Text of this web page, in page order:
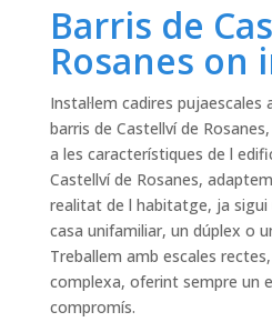
Barris de
Rosanes on
Instal·lem cadires
barris de Castellví de
a les característiques de l
Castellví de Rosanes,
realitat de l habitatge, ja sigui
casa unifamiliar, un dúplex o
Treballem amb escales
complexa, oferint sempre un
compromís.